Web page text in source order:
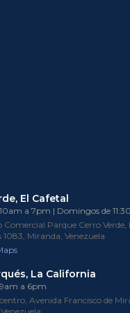
El Cafetal
a 7pm | Domingos de
Comercial Parque Cerro Verde,
1083, Miranda, Venezuela
La California
a 6pm
Avenida Francisco de